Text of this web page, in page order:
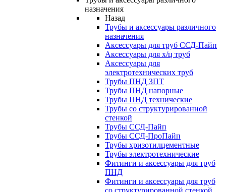
назначения
Назад
Трубы и аксессуары различного
назначения
Аксессуары для труб ССД-Пайп
Аксессуары для х/ц труб
Аксессуары для
электротехнических труб
Трубы ПНД ЗПТ
Трубы ПНД напорные
Трубы ПНД технические
Трубы со структурированной
стенкой
Трубы ССД-Пайп
Трубы ССД-ПроПайп
Трубы хризотилцементные
Трубы электротехнические
Фитинги и аксессуары для труб
ПНД
Фитинги и аксессуары для труб
со структурированной стенкой